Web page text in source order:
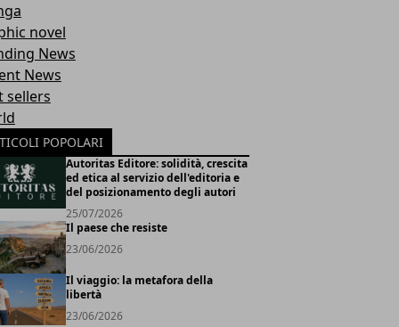
novel
News
News
sellers
POPOLARI
Autoritas Editore: solidità, crescita
ed etica al servizio dell'editoria e
del posizionamento degli autori
25/07/2026
Il paese che resiste
23/06/2026
Il viaggio: la metafora della
libertà
23/06/2026